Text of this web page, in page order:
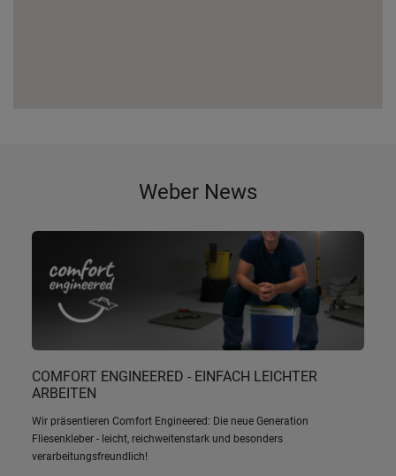
Weber News
COMFORT ENGINEERED - EINFACH LEICHTER
ARBEITEN
Wir präsentieren Comfort Engineered: Die neue Generation
Fliesenkleber - leicht, reichweitenstark und besonders
verarbeitungsfreundlich!